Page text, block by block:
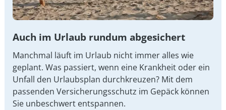
Auch im Urlaub rundum abgesichert
Manchmal läuft im Urlaub nicht immer alles wie
geplant. Was passiert, wenn eine Krankheit oder ein
Unfall den Urlaubsplan durchkreuzen? Mit dem
passenden Versicherungsschutz im Gepäck können
Sie unbeschwert entspannen.